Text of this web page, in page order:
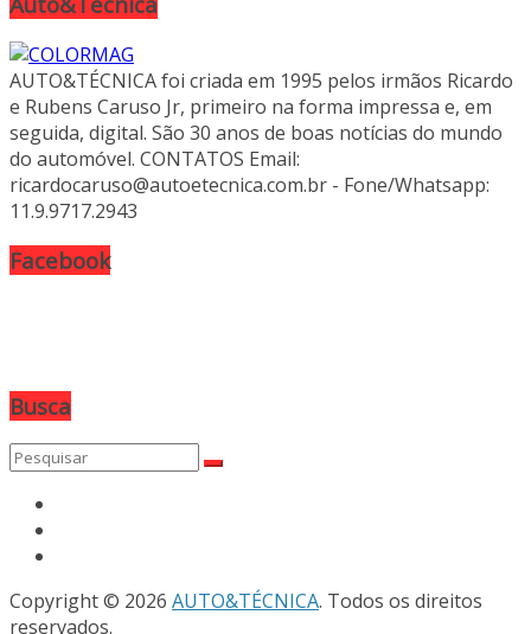
AUTO&TÉCNICA foi criada em 1995 pelos irmãos Ricardo
e Rubens Caruso Jr, primeiro na forma impressa e, em
seguida, digital. São 30 anos de boas notícias do mundo
do automóvel. CONTATOS Email:
ricardocaruso@autoetecnica.com.br - Fone/Whatsapp:
11.9.9717.2943
Facebook
Busca
Copyright © 2026 AUTO&TÉCNICA. Todos os direitos
reservados.